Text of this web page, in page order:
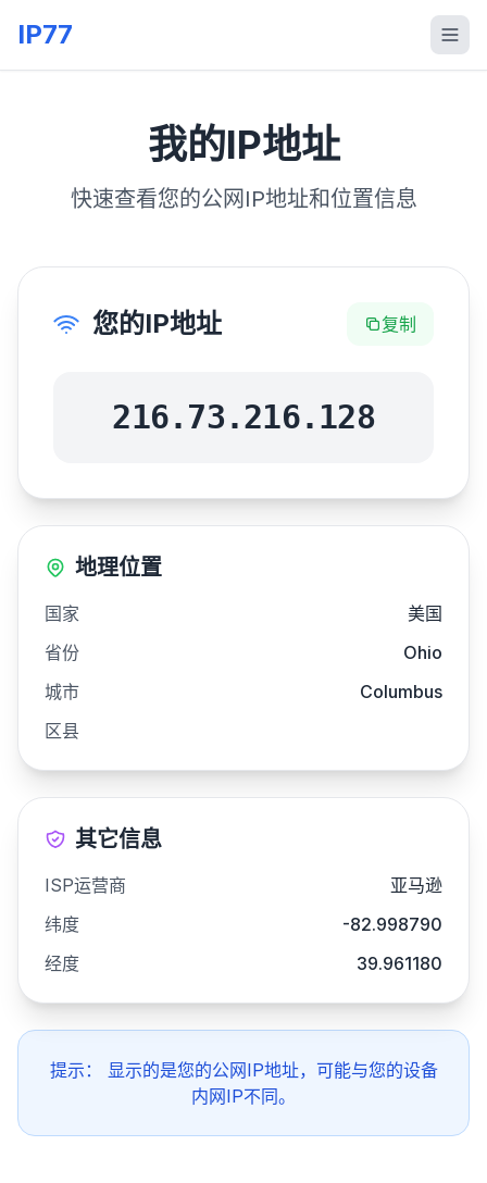
IP77
我的IP地址
快速查看您的公网IP地址和位置信息
您的IP地址 复制
216.73.216.128
地理位置
国家
美国
省份
Ohio
城市
Columbus
区县
其它信息
ISP运营商
亚马逊
纬度
-82.998790
经度
39.961180
提示：
显示的是您的公网IP地址，可能与您的设备
内网IP不同。